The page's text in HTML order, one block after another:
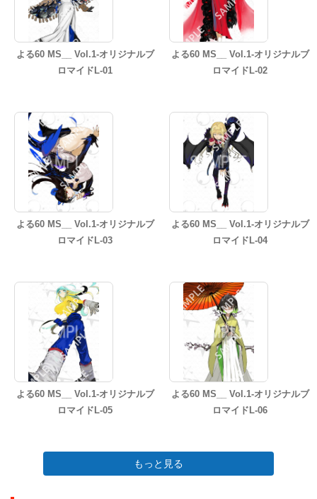
よる60 MS__ Vol.1-オリジナルブ
ロマイドL-01
よる60 MS__ Vol.1-オリジナルブ
ロマイドL-02
よる60 MS__ Vol.1-オリジナルブ
ロマイドL-03
よる60 MS__ Vol.1-オリジナルブ
ロマイドL-04
よる60 MS__ Vol.1-オリジナルブ
ロマイドL-05
よる60 MS__ Vol.1-オリジナルブ
ロマイドL-06
もっと見る